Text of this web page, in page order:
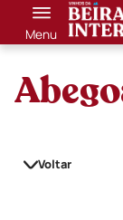
Menu
Voltar